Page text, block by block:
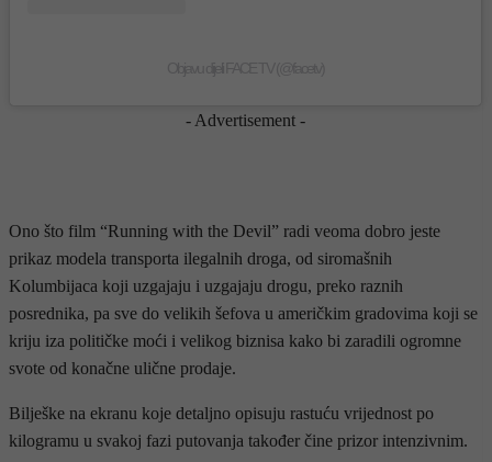
- Advertisement -
Ono što film “Running with the Devil” radi veoma dobro jeste
prikaz modela transporta ilegalnih droga, od siromašnih
Kolumbijaca koji uzgajaju i uzgajaju drogu, preko raznih
posrednika, pa sve do velikih šefova u američkim gradovima koji se
kriju iza političke moći i velikog biznisa kako bi zaradili ogromne
svote od konačne ulične prodaje.
Bilješke na ekranu koje detaljno opisuju rastuću vrijednost po
kilogramu u svakoj fazi putovanja također čine prizor intenzivnim.